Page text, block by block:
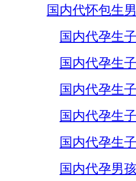
国内代怀包生
国内代孕生
国内代孕生
国内代孕生
国内代孕生
国内代孕生
国内代孕男